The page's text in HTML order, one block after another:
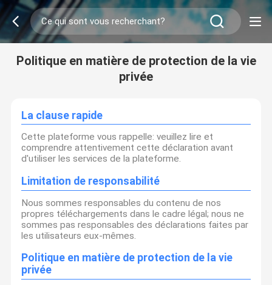
Politique en matière de protection de la vie
privée
La clause rapide
Cette plateforme vous rappelle: veuillez lire et
comprendre attentivement cette déclaration avant
d'utiliser les services de la plateforme.
Limitation de responsabilité
Nous sommes responsables du contenu de nos
propres téléchargements dans le cadre légal; nous ne
sommes pas responsables des déclarations faites par
les utilisateurs eux-mêmes.
Politique en matière de protection de la vie
privée